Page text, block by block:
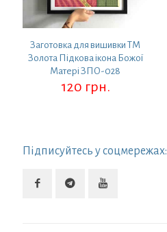
Заготовка для вишивки ТМ
Золота Підкова ікона Божої
Матері ЗПО-028
120 грн.
Підписуйтесь у соцмережах: